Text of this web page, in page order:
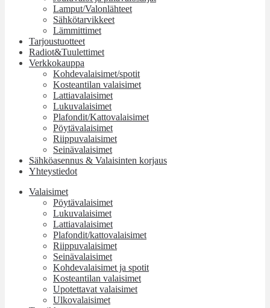
Lamput/Valonlähteet
Sähkötarvikkeet
Lämmittimet
Tarjoustuotteet
Radiot&Tuulettimet
Verkkokauppa
Kohdevalaisimet/spotit
Kosteantilan valaisimet
Lattiavalaisimet
Lukuvalaisimet
Plafondit/Kattovalaisimet
Pöytävalaisimet
Riippuvalaisimet
Seinävalaisimet
Sähköasennus & Valaisinten korjaus
Yhteystiedot
Valaisimet
Pöytävalaisimet
Lukuvalaisimet
Lattiavalaisimet
Plafondit/kattovalaisimet
Riippuvalaisimet
Seinävalaisimet
Kohdevalaisimet ja spotit
Kosteantilan valaisimet
Upotettavat valaisimet
Ulkovalaisimet